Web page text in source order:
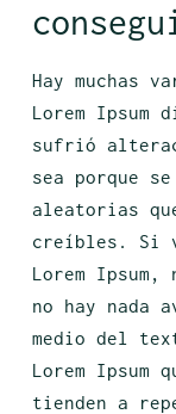
Hay muchas
Lorem Ipsum
sufrió
sea porque
aleatorias
creíbles. Si
Lorem
no hay nada
medio del
Lorem Ipsum
tienden a